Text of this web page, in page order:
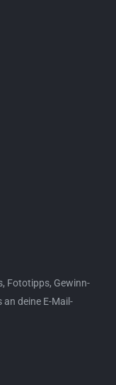
Fototipps, Gewinn-
deine E-Mail-